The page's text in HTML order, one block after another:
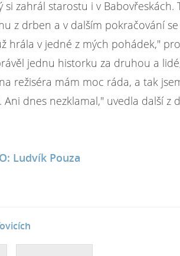
si zahrál starostu i v Babovřeskách.
z drben a v dalším pokračování
hrála v jedné z mých pohádek,"
jednu historku za druhou a
režiséra mám moc ráda, a tak
Ani dnes nezklamal," uvedla další z
Ludvík Pouza